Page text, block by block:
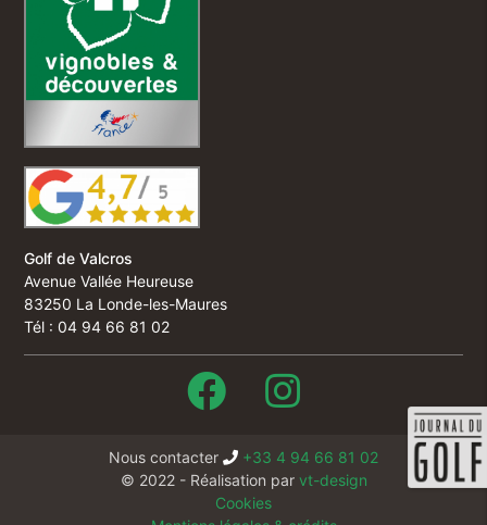
Golf de Valcros
Avenue Vallée Heureuse
83250 La Londe-les-Maures
Tél : 04 94 66 81 02
Nous contacter
+33 4 94 66 81 02
© 2022 - Réalisation par vt-design
Cookies